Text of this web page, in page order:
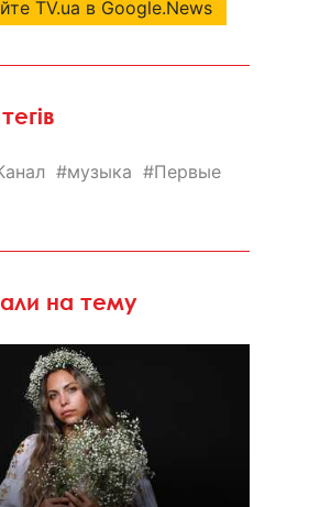
TV.ua в Google.News
музыка
Первые
на тему